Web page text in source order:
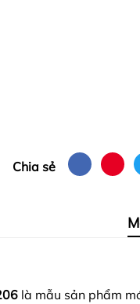
Chia sẻ
là mẫu sản phẩm